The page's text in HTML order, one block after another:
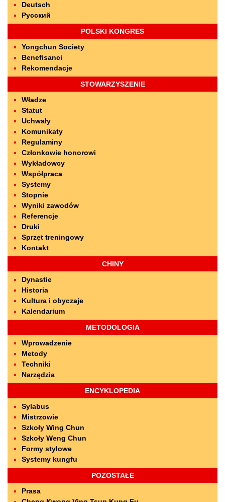
Deutsch
Русский
POLSKI KONGRES
Yongchun Society
Benefisanci
Rekomendacje
STOWARZYSZENIE
Władze
Statut
Uchwały
Komunikaty
Regulaminy
Członkowie honorowi
Wykładowcy
Współpraca
Systemy
Stopnie
Wyniki zawodów
Referencje
Druki
Sprzęt treningowy
Kontakt
CHINY
Dynastie
Historia
Kultura i obyczaje
Kalendarium
METODOLOGIA
Wprowadzenie
Metody
Techniki
Narzędzia
ENCYKLOPEDIA
Sylabus
Mistrzowie
Szkoły Wing Chun
Szkoły Weng Chun
Formy stylowe
Systemy kungfu
POZOSTAŁE
Prasa